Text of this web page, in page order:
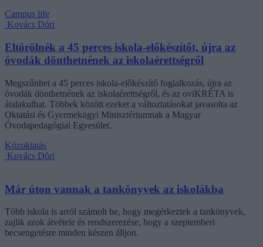
Campus life
Kovács Dóri
Eltörölnék a 45 perces iskola-előkészítőt, újra az
óvodák dönthetnének az iskolaérettségről
Megszűnhet a 45 perces iskola-előkészítő foglalkozás, újra az
óvodák dönthetnének az iskolaérettségről, és az oviKRÉTA is
átalakulhat. Többek között ezeket a változtatásokat javasolta az
Oktatási és Gyermekügyi Minisztériumnak a Magyar
Óvodapedagógiai Egyesület.
Közoktatás
Kovács Dóri
Már úton vannak a tankönyvek az iskolákba
Több iskola is arról számolt be, hogy megérkeztek a tankönyvek,
zajlik azok átvétele és rendszerezése, hogy a szeptemberi
becsengetésre minden készen álljon.